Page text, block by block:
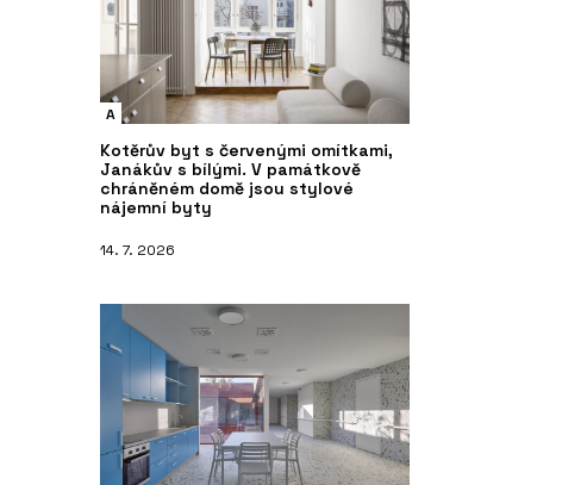
A
Kotěrův byt s červenými omítkami,
Janákův s bílými. V památkově
chráněném domě jsou stylové
nájemní byty
14. 7. 2026